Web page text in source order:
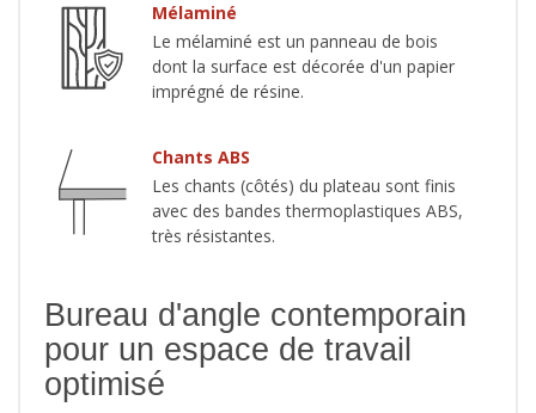
Mélaminé
Le mélaminé est un panneau de bois
dont la surface est décorée d'un papier
imprégné de résine.
Chants ABS
Les chants (côtés) du plateau sont finis
avec des bandes thermoplastiques ABS,
très résistantes.
Bureau d'angle contemporain
pour un espace de travail
optimisé